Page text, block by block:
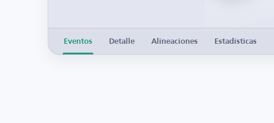
Eventos Detalle Alineaciones Estadísticas